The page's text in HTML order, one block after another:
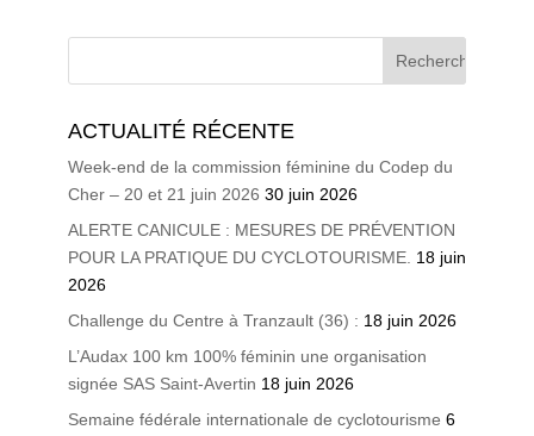
ACTUALITÉ RÉCENTE
Week-end de la commission féminine du Codep du
Cher – 20 et 21 juin 2026 30 juin 2026
ALERTE CANICULE : MESURES DE PRÉVENTION
POUR LA PRATIQUE DU CYCLOTOURISME. 18 juin
2026
Challenge du Centre à Tranzault (36) : 18 juin 2026
L’Audax 100 km 100% féminin une organisation
signée SAS Saint-Avertin 18 juin 2026
Semaine fédérale internationale de cyclotourisme 6